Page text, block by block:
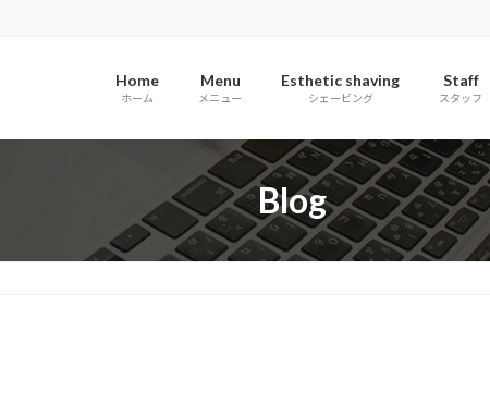
Home
ホーム
Menu
メニュー
Esthetic shaving
シェービング
Staff
スタッフ
Blog